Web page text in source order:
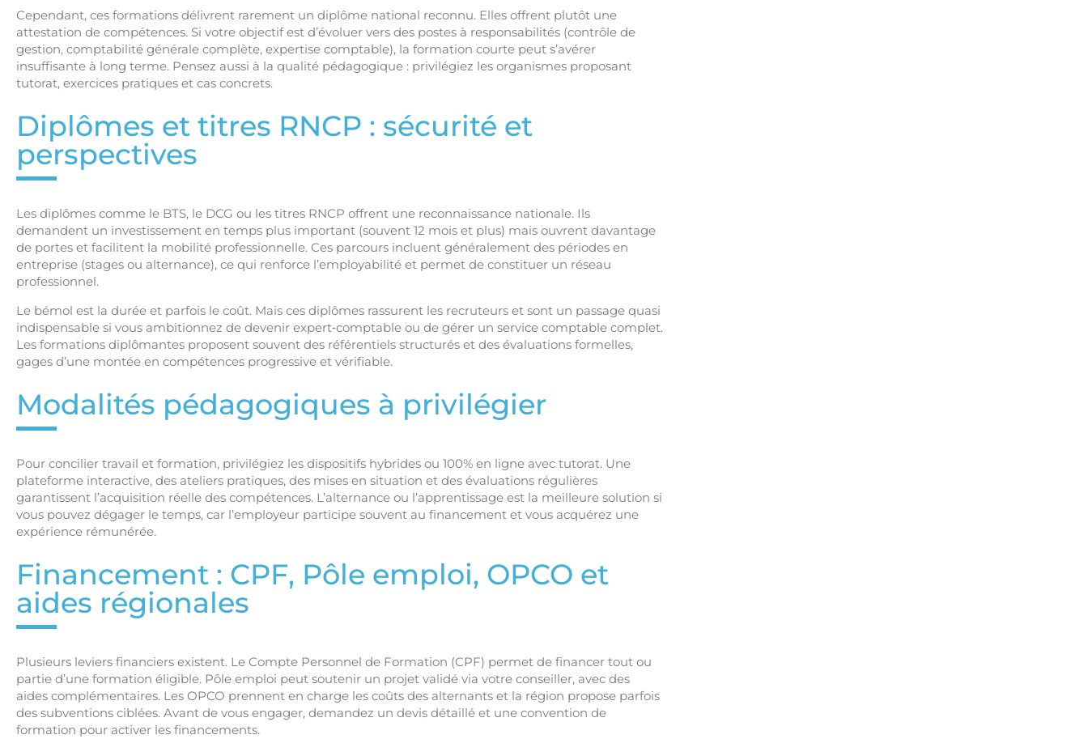
Cependant, ces formations délivrent rarement un diplôme national reconnu. Elles offrent plutôt une
attestation de compétences. Si votre objectif est d’évoluer vers des postes à responsabilités (contrôle de
gestion, comptabilité générale complète, expertise comptable), la formation courte peut s’avérer
insuffisante à long terme. Pensez aussi à la qualité pédagogique : privilégiez les organismes proposant
tutorat, exercices pratiques et cas concrets.
Diplômes et titres RNCP : sécurité et
perspectives
Les diplômes comme le BTS, le DCG ou les titres RNCP offrent une reconnaissance nationale. Ils
demandent un investissement en temps plus important (souvent 12 mois et plus) mais ouvrent davantage
de portes et facilitent la mobilité professionnelle. Ces parcours incluent généralement des périodes en
entreprise (stages ou alternance), ce qui renforce l’employabilité et permet de constituer un réseau
professionnel.
Le bémol est la durée et parfois le coût. Mais ces diplômes rassurent les recruteurs et sont un passage quasi
indispensable si vous ambitionnez de devenir expert‑comptable ou de gérer un service comptable complet.
Les formations diplômantes proposent souvent des référentiels structurés et des évaluations formelles,
gages d’une montée en compétences progressive et vérifiable.
Modalités pédagogiques à privilégier
Pour concilier travail et formation, privilégiez les dispositifs hybrides ou 100% en ligne avec tutorat. Une
plateforme interactive, des ateliers pratiques, des mises en situation et des évaluations régulières
garantissent l’acquisition réelle des compétences. L’alternance ou l’apprentissage est la meilleure solution si
vous pouvez dégager le temps, car l’employeur participe souvent au financement et vous acquérez une
expérience rémunérée.
Financement : CPF, Pôle emploi, OPCO et
aides régionales
Plusieurs leviers financiers existent. Le Compte Personnel de Formation (CPF) permet de financer tout ou
partie d’une formation éligible. Pôle emploi peut soutenir un projet validé via votre conseiller, avec des
aides complémentaires. Les OPCO prennent en charge les coûts des alternants et la région propose parfois
des subventions ciblées. Avant de vous engager, demandez un devis détaillé et une convention de
formation pour activer les financements.